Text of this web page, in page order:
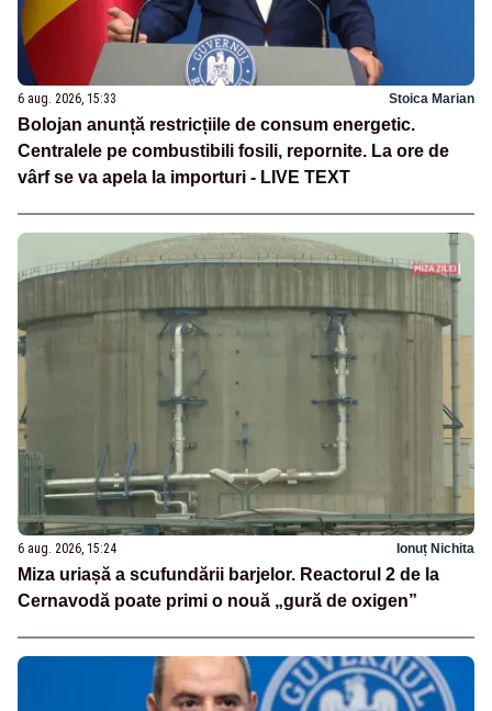
6 aug. 2026, 15:33 Stoica Marian
Bolojan anunță restricțiile de consum energetic.
Centralele pe combustibili fosili, repornite. La ore de
vârf se va apela la importuri - LIVE TEXT
6 aug. 2026, 15:24 Ionuț Nichita
Miza uriașă a scufundării barjelor. Reactorul 2 de la
Cernavodă poate primi o nouă „gură de oxigen”